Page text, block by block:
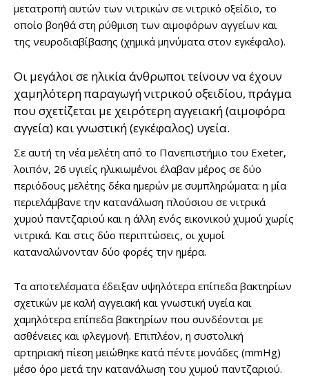
μετατροπή αυτών των νιτρικών σε νιτρικό οξείδιο, το
οποίο βοηθά στη ρύθμιση των αιμοφόρων αγγείων και
της νευροδιαβίβασης (χημικά μηνύματα στον εγκέφαλο).
Οι μεγάλοι σε ηλικία άνθρωποι τείνουν να έχουν
χαμηλότερη παραγωγή νιτρικού οξειδίου, πράγμα
που σχετίζεται με χειρότερη αγγειακή (αιμοφόρα
αγγεία) και γνωστική (εγκέφαλος) υγεία.
Σε αυτή τη νέα μελέτη από το Πανεπιστήμιο του Exeter,
λοιπόν, 26 υγιείς ηλικιωμένοι έλαβαν μέρος σε δύο
περιόδους μελέτης δέκα ημερών με συμπληρώματα: η μία
περιελάμβανε την κατανάλωση πλούσιου σε νιτρικά
χυμού παντζαριού και η άλλη ενός εικονικού χυμού χωρίς
νιτρικά. Και στις δύο περιπτώσεις, οι χυμοί
καταναλώνονταν δύο φορές την ημέρα.
Τα αποτελέσματα έδειξαν υψηλότερα επίπεδα βακτηρίων
σχετικών με καλή αγγειακή και γνωστική υγεία και
χαμηλότερα επίπεδα βακτηρίων που συνδέονται με
ασθένειες και φλεγμονή. Επιπλέον, η συστολική
αρτηριακή πίεση μειώθηκε κατά πέντε μονάδες (mmHg)
μέσο όρο μετά την κατανάλωση του χυμού παντζαριού.